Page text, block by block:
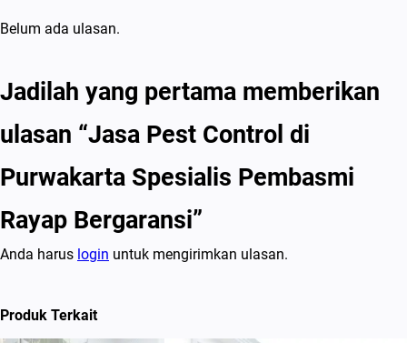
Belum ada ulasan.
Jadilah yang pertama memberikan
ulasan “Jasa Pest Control di
Purwakarta Spesialis Pembasmi
Rayap Bergaransi”
Anda harus login untuk mengirimkan ulasan.
Produk Terkait